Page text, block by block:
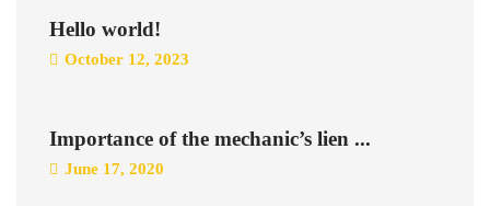
Hello world!
October 12, 2023
Importance of the mechanic’s lien ...
June 17, 2020